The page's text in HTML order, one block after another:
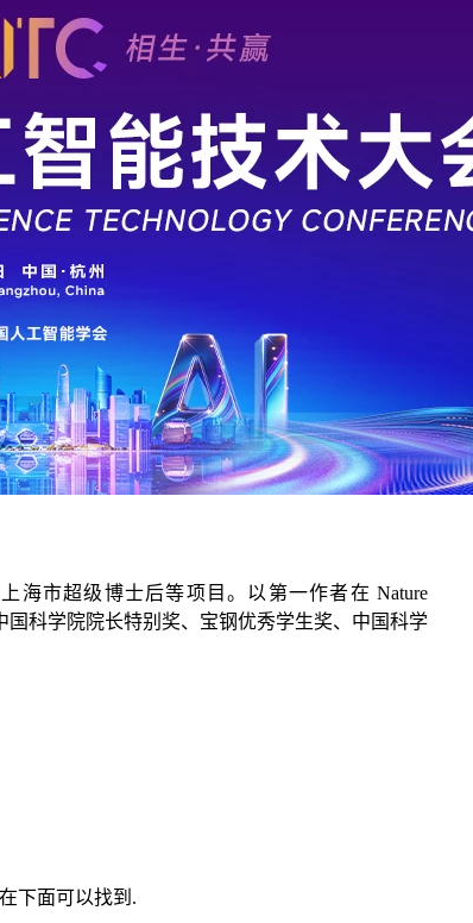
海市超级博士后等项目。以第一作者在 Nature
国科学院院长特别奖、宝钢优秀学生奖、中国科学
下面可以找到.